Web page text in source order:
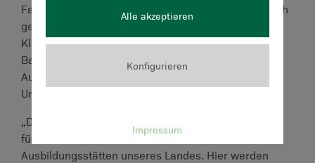
Fachschule Kirchberg am Walde und informierte sich
gemeinsam mit Direktor Wolfgang Fank sowie den
Klassensprechern Nina Froihofer und Julian
Baumegger über die vielfältigen
Ausbildungsmöglichkeiten und den praxisnahen
Unterricht.
„Die Fachschule Kirchberg am Walde zählt zu den
führenden land- und forstwirtschaftlichen
Ausbildungsstätten unseres Landes. Hier werden
Alle akzeptieren
Konfigurieren
Impressum